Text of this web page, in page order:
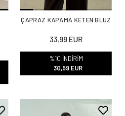
ÇAPRAZ KAPAMA KETEN BLUZ
33,99 EUR
%10 İNDİRİM
30,59 EUR